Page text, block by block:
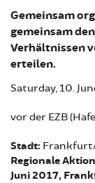
Gemeinsam
gemeinsam
Verhältnissen
erteilen.
Saturday, 10.
vor der EZB
Stadt:
Regionale
Juni 2017,